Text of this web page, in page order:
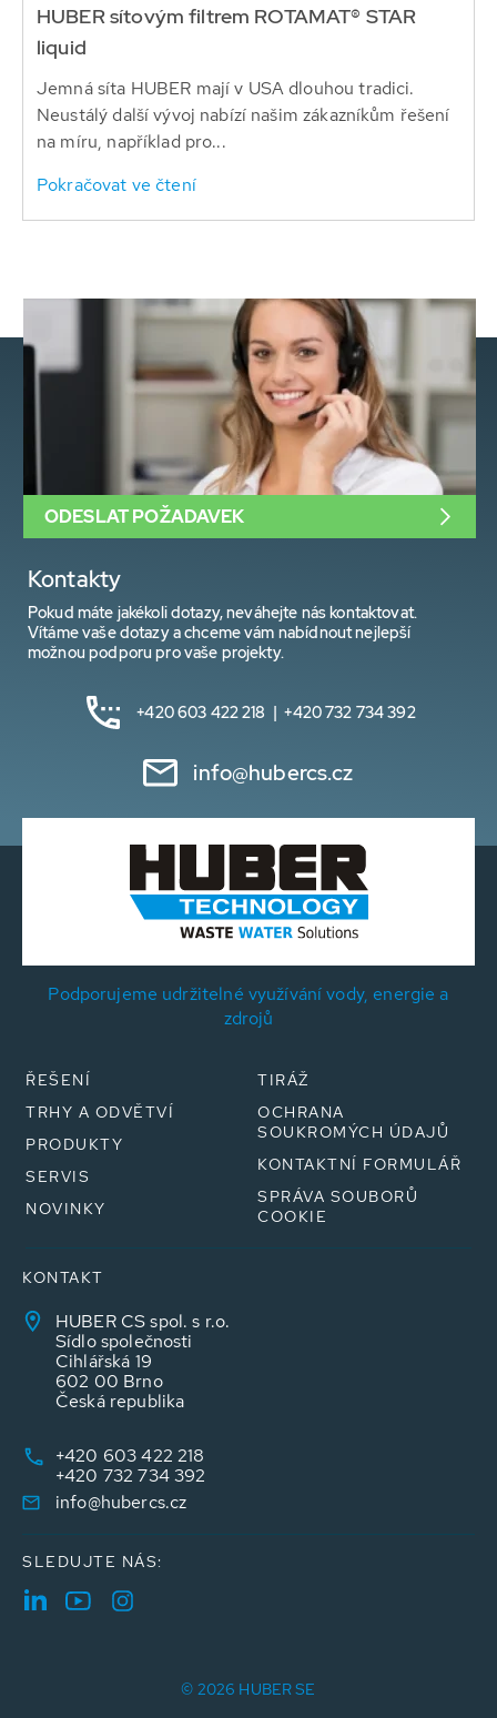
HUBER sítovým filtrem ROTAMAT® STAR
liquid
Jemná síta HUBER mají v USA dlouhou tradici.
Neustálý další vývoj nabízí našim zákazníkům řešení
na míru, například pro...
Pokračovat ve čtení
Kontakty
Pokud máte jakékoli dotazy, neváhejte nás kontaktovat.
Vítáme vaše dotazy a chceme vám nabídnout nejlepší
možnou podporu pro vaše projekty.
+420 603 422 218 | +420 732 734 392
info@hubercs.cz
ODESLAT POŽADAVEK
Podporujeme udržitelné využívání vody, energie a
zdrojů
ŘEŠENÍ
TRHY A ODVĚTVÍ
PRODUKTY
SERVIS
NOVINKY
TIRÁŽ
OCHRANA
SOUKROMÝCH ÚDAJŮ
KONTAKTNÍ FORMULÁŘ
SPRÁVA SOUBORŮ
COOKIE
KONTAKT
HUBER CS spol. s r.o.
Sídlo společnosti
Cihlářská 19
602 00 Brno
Česká republika
+420 603 422 218
+420 732 734 392
info@hubercs.cz
SLEDUJTE NÁS:
© 2026 HUBER SE